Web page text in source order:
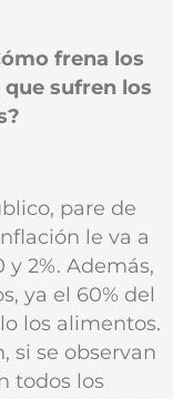
frena los
sufren los
pare de
le va a
2%. Además,
ya el 60% del
los alimentos.
si se observan
todos los